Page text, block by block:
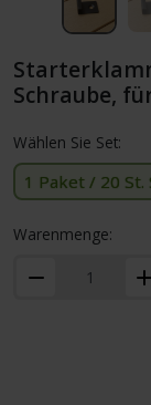
Schraube,
Wählen Sie Set:
1 Paket / 20
Warenmenge: